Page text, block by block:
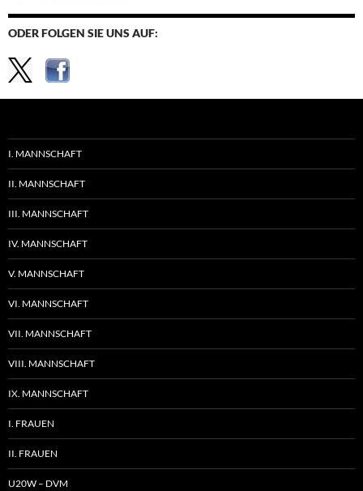
ODER FOLGEN SIE UNS AUF:
I. MANNSCHAFT
II. MANNSCHAFT
III. MANNSCHAFT
IV. MANNSCHAFT
V. MANNSCHAFT
VI. MANNSCHAFT
VII. MANNSCHAFT
VIII. MANNSCHAFT
IX. MANNSCHAFT
I. FRAUEN
II. FRAUEN
U20W – DVM